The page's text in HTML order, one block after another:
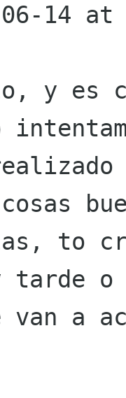
06-14
y es
to
tarde o
van a